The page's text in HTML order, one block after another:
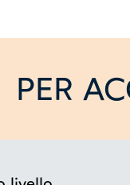
PER